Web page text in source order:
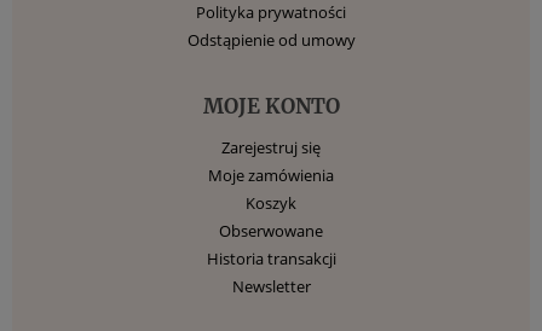
Polityka prywatności
Odstąpienie od umowy
MOJE KONTO
Zarejestruj się
Moje zamówienia
Koszyk
Obserwowane
Historia transakcji
Newsletter